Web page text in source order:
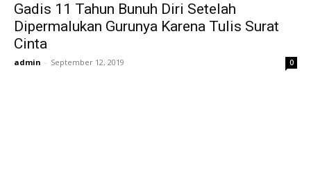
Gadis 11 Tahun Bunuh Diri Setelah
Dipermalukan Gurunya Karena Tulis Surat
Cinta
admin - September 12, 2019 0